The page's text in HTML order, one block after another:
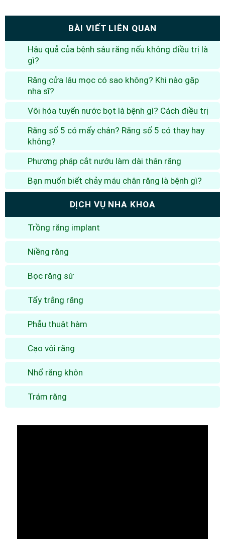
BÀI VIẾT LIÊN QUAN
Hậu quả của bệnh sâu răng nếu không điều trị là
gì?
Răng cửa lâu mọc có sao không? Khi nào gặp
nha sĩ?
Vôi hóa tuyến nước bọt là bệnh gì? Cách điều trị
Răng số 5 có mấy chân? Răng số 5 có thay hay
không?
Phương pháp cắt nướu làm dài thân răng
Bạn muốn biết chảy máu chân răng là bệnh gì?
DỊCH VỤ NHA KHOA
Trồng răng implant
Niềng răng
Bọc răng sứ
Tẩy trắng răng
Phẫu thuật hàm
Cạo vôi răng
Nhổ răng khôn
Trám răng